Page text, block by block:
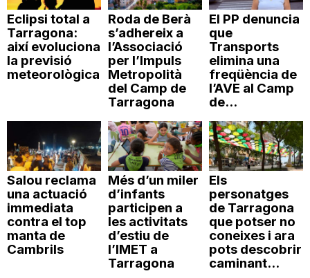
Eclipsi total a
Tarragona:
així evoluciona
la previsió
meteorològica
Roda de Berà
s’adhereix a
l’Associació
per l’Impuls
Metropolità
del Camp de
Tarragona
El PP denuncia
que
Transports
elimina una
freqüència de
l’AVE al Camp
de...
Salou reclama
una actuació
immediata
contra el top
manta de
Cambrils
Més d’un miler
d’infants
participen a
les activitats
d’estiu de
l’IMET a
Tarragona
Els
personatges
de Tarragona
que potser no
coneixes i ara
pots descobrir
caminant...